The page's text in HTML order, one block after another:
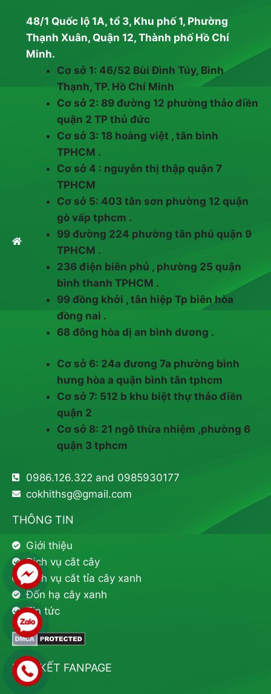
48/1 Quốc lộ 1A, tổ 3, Khu phố 1, Phường
Thạnh Xuân, Quận 12, Thành phố Hồ Chí
Minh.
Cơ sở 1: 46/52 Bùi Đình Túy, Bình
Thạnh, TP. Hồ Chí Minh
Cơ sở 2: 89 đường 12 phường thảo điền
quận 2 TP thủ đức
Cơ sở 3: 18 hoàng việt , tân bình
TPHCM .
Cơ sở 4 : nguyễn thị thập quận 7
TPHCM
Cơ sở 5: 403 tân sơn phường 12 quận
gò vấp tphcm .
99 đường 224 phường tân phú quận 9
TPHCM .
236 điện biên phủ , phường 25 quận
bình thanh TPHCM .
99 đồng khởi , tân hiệp Tp biên hòa
đồng nai .
68 đông hòa dị an bình dương .
Cơ sở 6: 24a đương 7a phường bình
hưng hòa a quận bình tân tphcm
Cơ sở 7: 512 b khu biệt thự thảo điền
quận 2
Cơ sở 8: 21 ngô thừa nhiệm ,phường 6
quận 3 tphcm
0986.126.322 and 0985930177
cokhithsg@gmail.com
THÔNG TIN
Giới thiệu
Dịch vụ cắt cây
Dịch vụ cắt tỉa cây xanh
Đốn hạ cây xanh
Tin tức
LIÊN KẾT FANPAGE